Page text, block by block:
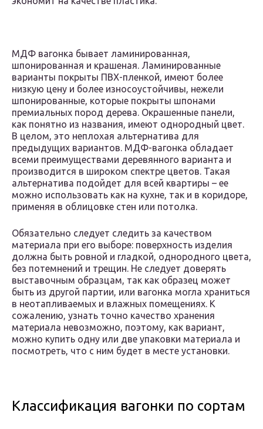
МДФ вагонка бывает ламинированная,
шпонированная и крашеная. Ламинированные
варианты покрыты ПВХ-пленкой, имеют более
низкую цену и более износоустойчивы, нежели
шпонированные, которые покрыты шпонами
премиальных пород дерева. Окрашенные панели,
как понятно из названия, имеют однородный цвет.
В целом, это неплохая альтернатива для
предыдущих вариантов. МДФ-вагонка обладает
всеми преимуществами деревянного варианта и
производится в широком спектре цветов. Такая
альтернатива подойдет для всей квартиры – ее
можно использовать как на кухне, так и в коридоре,
применяя в облицовке стен или потолка.
Обязательно следует следить за качеством
материала при его выборе: поверхность изделия
должна быть ровной и гладкой, однородного цвета,
без потемнений и трещин. Не следует доверять
выставочным образцам, так как образец может
быть из другой партии, или вагонка могла храниться
в неотапливаемых и влажных помещениях. К
сожалению, узнать точно качество хранения
материала невозможно, поэтому, как вариант,
можно купить одну или две упаковки материала и
посмотреть, что с ним будет в месте установки.
Классификация вагонки по сортам